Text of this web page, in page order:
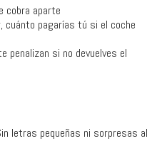
cobra aparte
cuánto pagarías tú si el coche
penalizan si no devuelves el
letras pequeñas ni sorpresas al